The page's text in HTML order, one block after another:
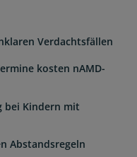
Verdachtsfällen
kosten nAMD-
bei Kindern mit
Abstandsregeln